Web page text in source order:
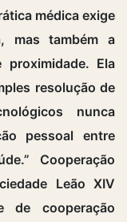
médica exige
mas também a
Ela
resolução de
nunca
pessoal entre
Cooperação
Leão XIV
de cooperação